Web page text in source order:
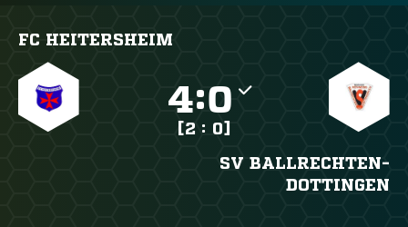
FC HEITERSHEIM
:
[2 : 0]
SV BALLRECHTEN-
DOTTINGEN